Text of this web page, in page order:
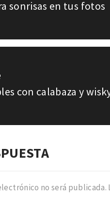
sonrisas en tus fotos
con calabaza y
no será publicada.